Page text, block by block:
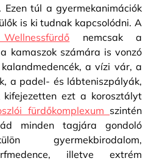
Ezen túl a gyermekanimációk
is ki tudnak kapcsolódni. A
nemcsak a
kamaszok számára is vonzó
a vízi vár, a
a padel- és lábteniszpályák,
ezt a korosztályt
fürdőkomplexum szintén
minden tagjára gondoló
gyermekbirodalom,
illetve extrém